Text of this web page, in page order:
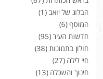
הבלוג של יואב (1)
המוסף (6)
חדשות העיר (95)
חולון בתמונות (38)
חיי לילה (27)
חינוך והשכלה (13)